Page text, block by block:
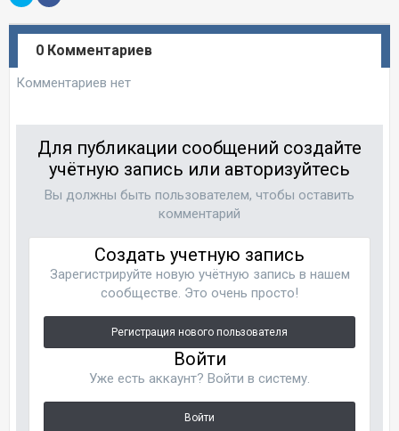
0 Комментариев
Комментариев нет
Для публикации сообщений создайте
учётную запись или авторизуйтесь
Вы должны быть пользователем, чтобы оставить
комментарий
Создать учетную запись
Зарегистрируйте новую учётную запись в нашем
сообществе. Это очень просто!
Регистрация нового пользователя
Войти
Уже есть аккаунт? Войти в систему.
Войти